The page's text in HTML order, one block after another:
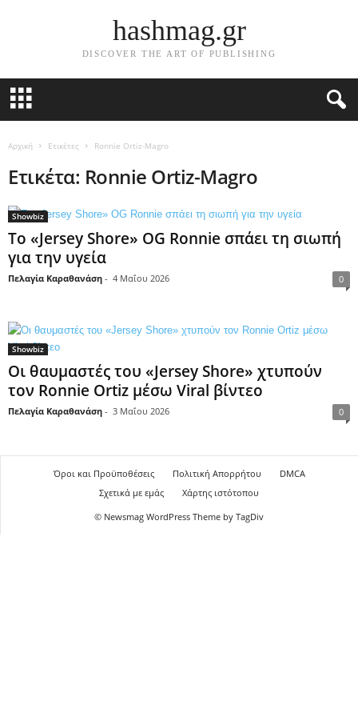
hashmag.gr
DISCOVER THE ART OF PUBLISHING
Αρχική Ετικέτες Ronnie Ortiz-Magro
Ετικέτα: Ronnie Ortiz-Magro
Showbiz
Το «Jersey Shore» OG Ronnie σπάει τη σιωπή
για την υγεία
Πελαγία Καραθανάση - 4 Μαΐου 2026 0
Showbiz
Οι θαυμαστές του «Jersey Shore» χτυπούν
τον Ronnie Ortiz μέσω Viral βίντεο
Πελαγία Καραθανάση - 3 Μαΐου 2026 0
Όροι και Προϋποθέσεις Πολιτική Απορρήτου
DMCA
Σχετικά με εμάς
Χάρτης ιστότοπου
© Newsmag WordPress Theme by TagDiv